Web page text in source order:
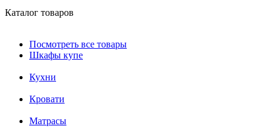
Каталог товаров
Посмотреть все товары
Шкафы купе
Кухни
Кровати
Матрасы